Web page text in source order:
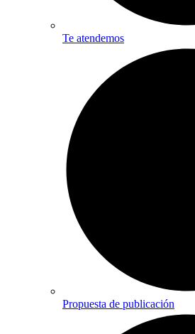
Te atendemos
Propuesta de publicación